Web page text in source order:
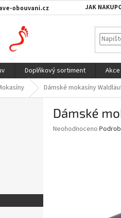
obouvani.cz JAK
Doplňkový sortiment Akce
Dámské mokasíny
Dámské
Průměrné
Neohodnoceno